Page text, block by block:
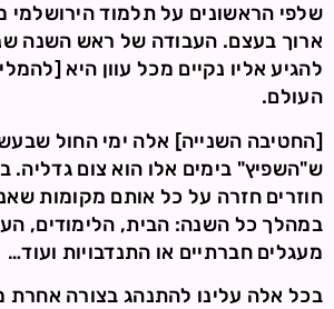
שלפי הראשונים על תלמוד הירושלמי
ארוך בעצם. העבודה של ראש השנה
להגיע אליו נקיים מכל עוון היא
העולם.
[החטיבה השנייה] אלה ימי החול
ש"השפיץ" בימים אלו הוא צום גדליה.
חוזרים חזרה על כל אותם מקומות
במהלך כל השנה: הבית, הלימודים,
מעגלים חברתיים או התנדבויות ועוד…
בכל אלה עלינו להתנהג בצורה אחרת